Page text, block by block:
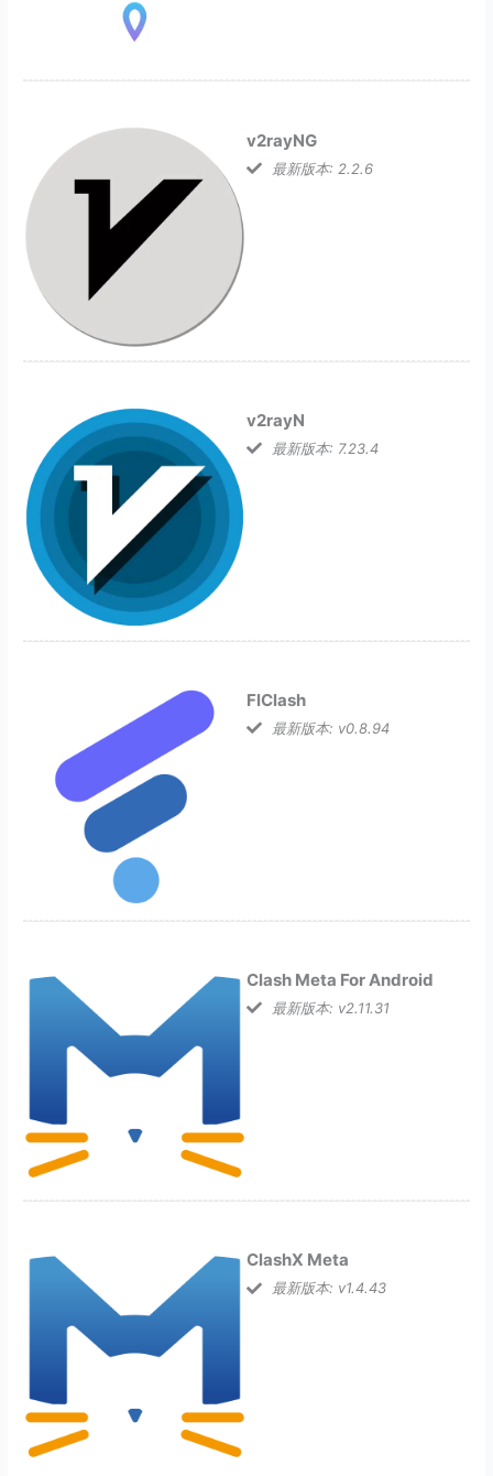
v2rayNG
最新版本: 2.2.6
v2rayN
最新版本: 7.23.4
FlClash
最新版本: v0.8.94
Clash Meta For Android
最新版本: v2.11.31
ClashX Meta
最新版本: v1.4.43